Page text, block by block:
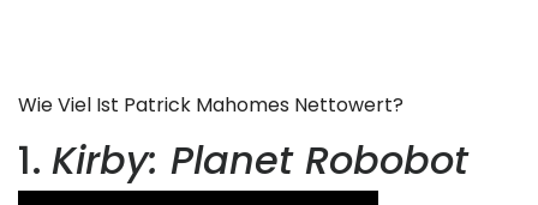
Wie Viel Ist Patrick Mahomes Nettowert?
1. Kirby: Planet Robobot